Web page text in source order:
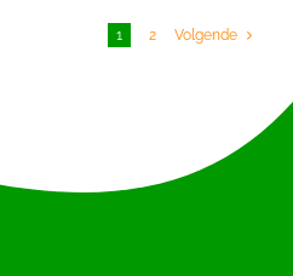
1 2 Volgende